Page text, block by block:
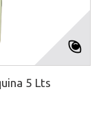
5 Lts